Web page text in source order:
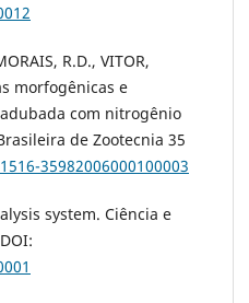
R.D., VITOR,
morfogênicas e
com nitrogênio
de Zootecnia 35
35982006000100003
system. Ciência e